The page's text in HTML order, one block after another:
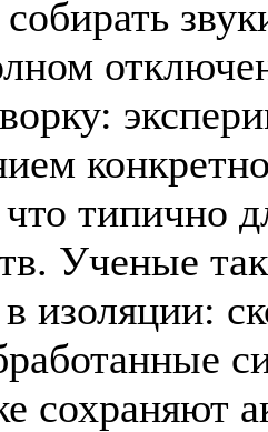
типично
Ученые
изоляции:
сохраняют